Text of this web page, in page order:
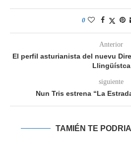
0
Anterior
El perfil asturianista del nuevu
Llingüístca
siguiente
Nun Tris estrena “La
TAMIÉN TE